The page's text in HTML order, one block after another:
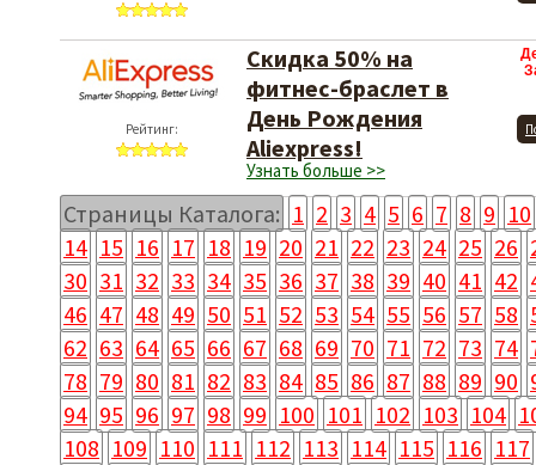
Рейтинг:
Скидка 50% на
фитнес-браслет в
День Рождения
Aliexpress!
Узнать больше >>
Страницы Каталога: 1 2 3 4 5 6 7 8 9 10
14 15 16 17 18 19 20 21 22 23 24 25 26
30 31 32 33 34 35 36 37 38 39 40 41 42
46 47 48 49 50 51 52 53 54 55 56 57 58
62 63 64 65 66 67 68 69 70 71 72 73 74
78 79 80 81 82 83 84 85 86 87 88 89 90
94 95 96 97 98 99 100 101 102 103 104
108 109 110 111 112 113 114 115 116 117